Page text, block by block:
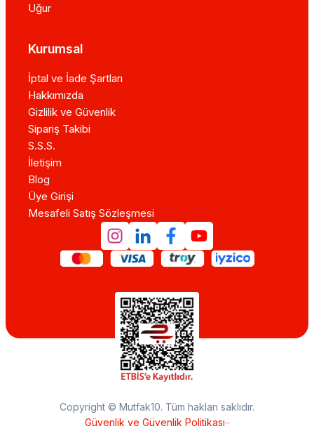
Uğur
Kurumsal
İptal ve İade Şartları
Hakkımızda
Gizlilik ve Güvenlik
Sipariş Takibi
S.S.S.
İletişim
Blog
Üye Girişi
Mesafeli Satış Sözleşmesi
Copyright © Mutfak10. Tüm hakları saklıdır.
Güvenlik ve Güvenlik Politikası–